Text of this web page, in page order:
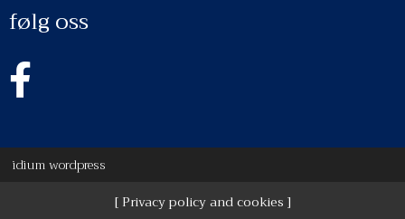
følg oss
idiumwordpress
Privacy policy and cookies